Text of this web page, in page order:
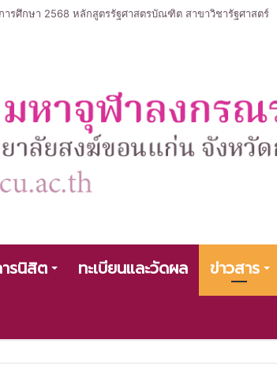
ารศึกษา 2568 หลักสูตรรัฐศาสตรบัณฑิต สาขาวิชารัฐศาสตร์
รนิสิต ทะเบียนและวัดผล
ข่าวสาร